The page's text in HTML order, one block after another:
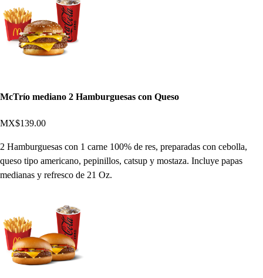
McTrío mediano 2 Hamburguesas con Queso
MX$139.00
2 Hamburguesas con 1 carne 100% de res, preparadas con cebolla,
queso tipo americano, pepinillos, catsup y mostaza. Incluye papas
medianas y refresco de 21 Oz.